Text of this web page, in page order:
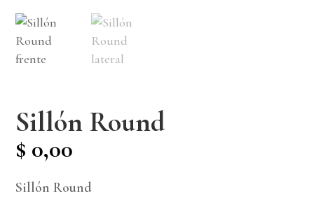
Sillón Round
$ 0,00
Sillón Round